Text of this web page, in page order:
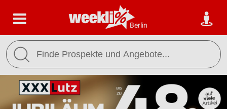
Berlin